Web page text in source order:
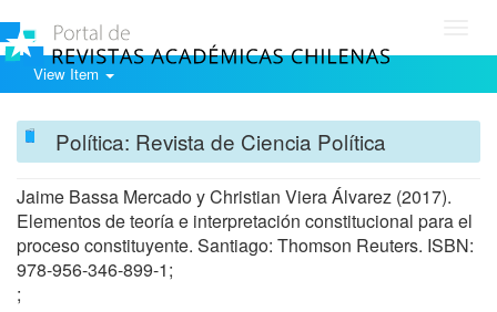
View Item
Política: Revista de Ciencia Política
Jaime Bassa Mercado y Christian Viera Álvarez (2017).
Elementos de teoría e interpretación constitucional para el
proceso constituyente. Santiago: Thomson Reuters. ISBN:
978-956-346-899-1;
;